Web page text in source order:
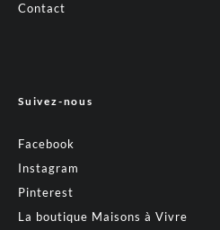
Contact
Suivez-nous
Facebook
Instagram
Pinterest
La boutique Maisons à Vivre